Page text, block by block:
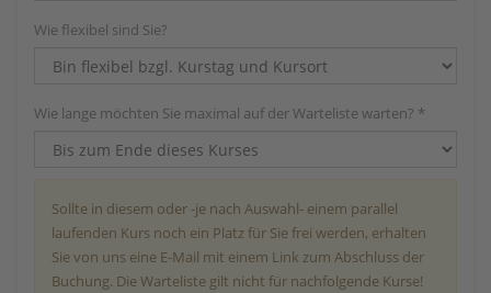
Wie flexibel sind Sie?
Wie lange möchten Sie maximal auf der Warteliste warten? *
Sollte in diesem oder -je nach Auswahl- einem parallel
laufenden Kurs noch ein Platz für Sie frei werden, erhalten
Sie von uns eine E-Mail mit einem Link zum Abschluss der
Buchung. Die Warteliste gilt nicht für nachfolgende Kurse!